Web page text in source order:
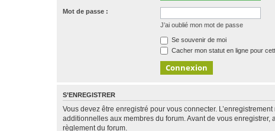
Mot de passe :
J’ai oublié mon mot de passe
Se souvenir de moi
Cacher mon statut en ligne pour
S’ENREGISTRER
Vous devez être enregistré pour vous connecter.
additionnelles aux membres du forum. Avant de vous
règlement du forum.